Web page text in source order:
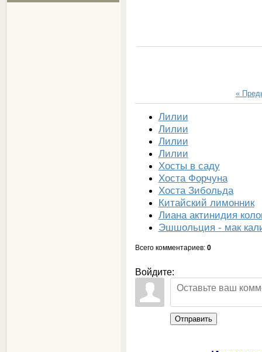
«
Лилии
Лилии
Лилии
Лилии
Хосты в саду
Хоста Форчуна
Хоста Зибольда
Китайский лимонник
Лиана актинидия
Эшшольция - мак
Всего комментариев: 0
Войдите:
Отправить